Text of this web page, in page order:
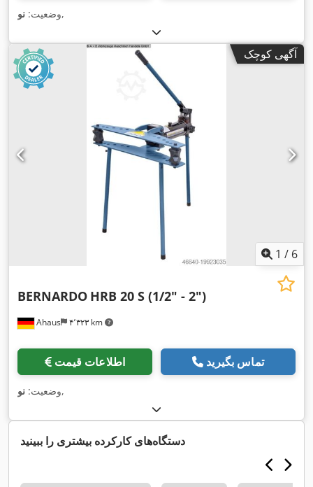
وضعیت: نو ,
آگهی کوچک
1 / 6
Ahaus ۴٬۳۲۳ km
BERNARDO HRB 20 S (1/2" - 2")
اطلاعات قیمت تماس بگیرید
وضعیت: نو ,
دستگاه‌های کارکرده بیشتری را ببینید